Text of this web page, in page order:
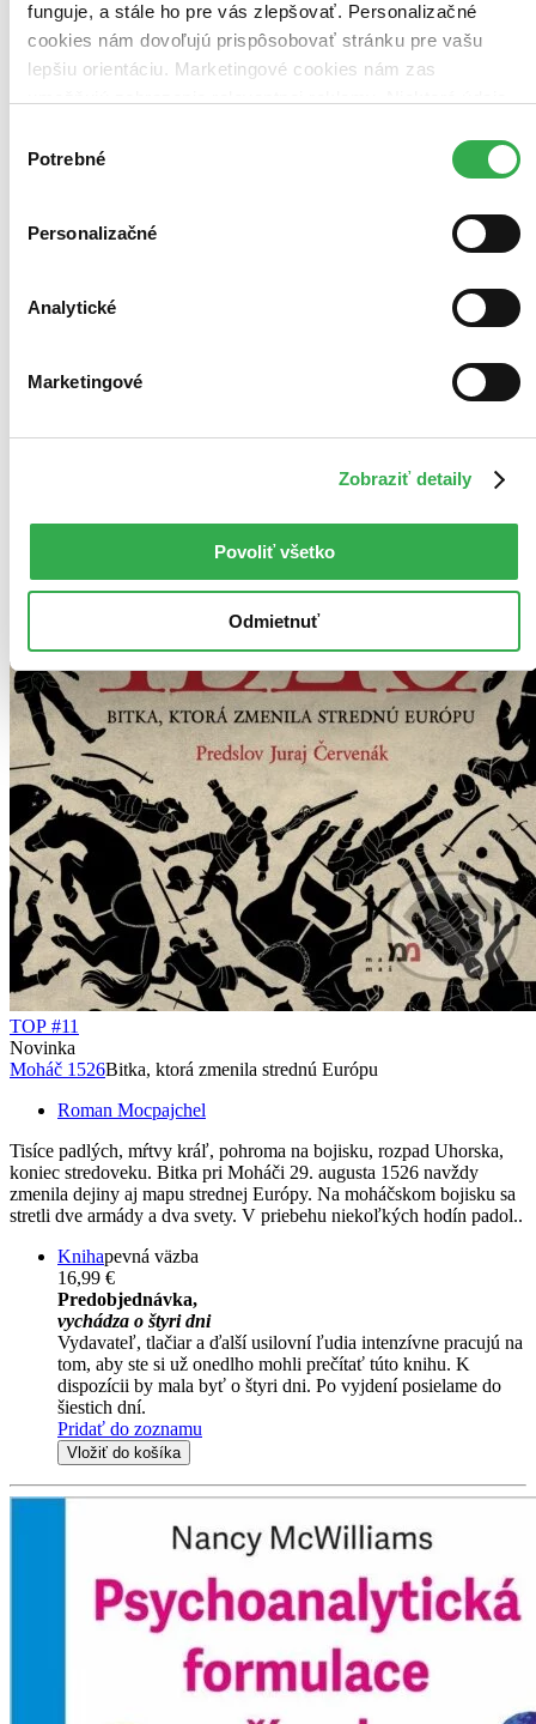
funguje, a stále ho pre vás zlepšovať. Personalizačné
cookies nám dovoľujú prispôsobovať stránku pre vašu
lepšiu orientáciu. Marketingové cookies nám zas
keby sme mohli používať všetky tieto cookies. Ďakujeme!
súhlasu
Potrebné
Personalizačné
Analytické
Marketingové
Zobraziť detaily
Povoliť všetko
Odmietnuť
Najdrahšie
Najlacnejšie
Najvyššia zľava
57 produktov
v predpredaji
TOP #11
Novinka
Moháč 1526Bitka, ktorá zmenila strednú Európu
Roman Mocpajchel
Tisíce padlých, mŕtvy kráľ, pohroma na bojisku, rozpad Uhorska,
koniec stredoveku. Bitka pri Moháči 29. augusta 1526 navždy
zmenila dejiny aj mapu strednej Európy. Na moháčskom bojisku sa
stretli dve armády a dva svety. V priebehu niekoľkých hodín padol..
Knihapevná väzba
16,99 €
Predobjednávka,
vychádza o štyri dni
Vydavateľ, tlačiar a ďalší usilovní ľudia intenzívne pracujú na
tom, aby ste si už onedlho mohli prečítať túto knihu. K
dispozícii by mala byť o štyri dni. Po vyjdení posielame do
šiestich dní.
Pridať do zoznamu
Vložiť do košíka